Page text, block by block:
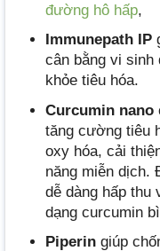
đường hô hấp,
Immunepath IP
cân bằng vi
khỏe tiêu hóa.
Curcumin nano
tăng cường tiêu
oxy hóa, cải
năng miễn dịch.
dễ dàng hấp thu
dạng curcumin
Piperin giúp